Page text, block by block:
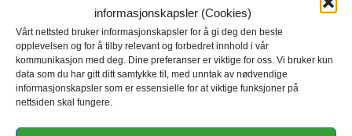
informasjonskapsler (Cookies)
Vårt nettsted bruker informasjonskapsler for å gi deg den beste
opplevelsen og for å tilby relevant og forbedret innhold i vår
kommunikasjon med deg. Dine preferanser er viktige for oss. Vi bruker kun
data som du har gitt ditt samtykke til, med unntak av nødvendige
informasjonskapsler som er essensielle for at viktige funksjoner på
nettsiden skal fungere.
Kategorier